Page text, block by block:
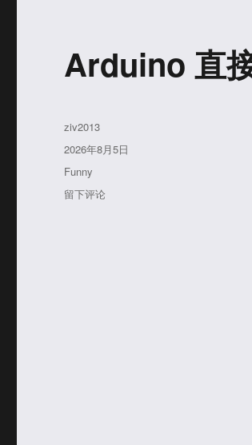
Arduino 直
作
者
ziv2013
发
布
2026年8月5日
分
类
Funny
于
留下评论